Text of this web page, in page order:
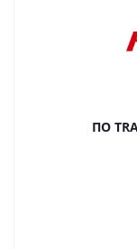
ПО